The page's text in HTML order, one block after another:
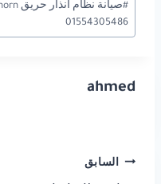
#
01554305486
ahmed
تصفّح
السابق